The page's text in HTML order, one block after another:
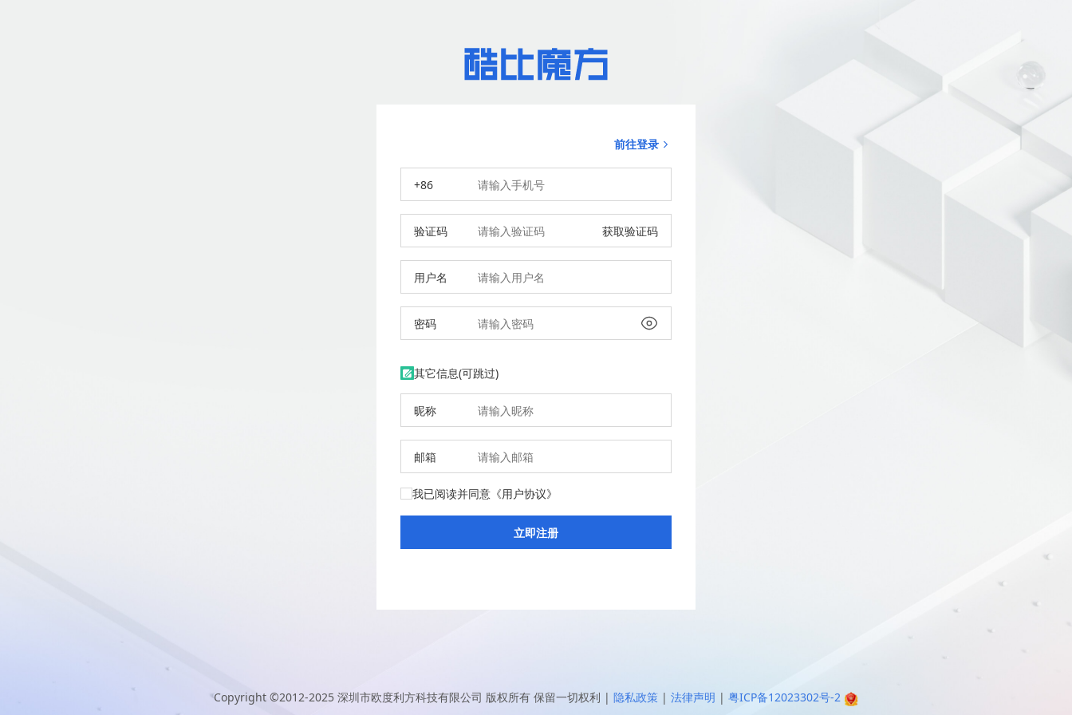
前往登录
+86
验证码 获取验证码
用户名
密码
其它信息(可跳过)
昵称
邮箱
我已阅读并同意 《用户协议》
Copyright ©2012-2025 深圳市欧度利方科技有限公司 版权所有 保留一切权利 | 隐私政策 | 法律声明 | 粤ICP备12023302号-2